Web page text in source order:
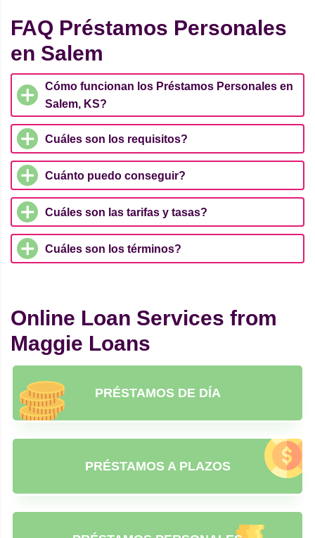
FAQ Préstamos Personales
en Salem
Cómo funcionan los Préstamos Personales en
Salem, KS?
Cuáles son los requisitos?
Cuánto puedo conseguir?
Cuáles son las tarifas y tasas?
Cuáles son los términos?
Online Loan Services from
Maggie Loans
PRÉSTAMOS DE DÍA
PRÉSTAMOS A PLAZOS